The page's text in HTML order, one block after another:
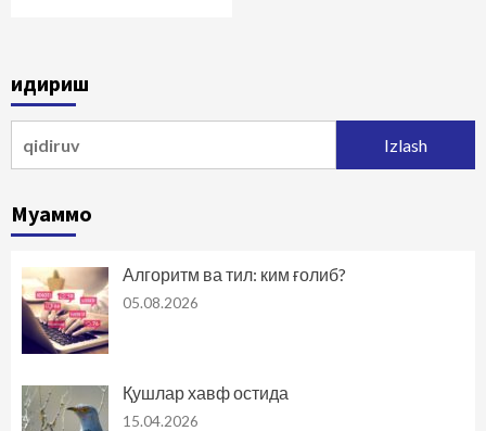
Қидириш
Муаммо
Алгоритм ва тил: ким ғолиб?
05.08.2026
Қушлар хавф остида
15.04.2026